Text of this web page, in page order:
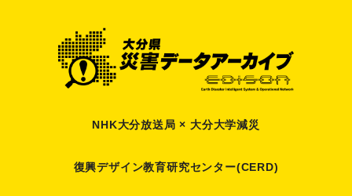
NHK大分放送局 × 大分大学減災
復興デザイン教育研究センター(CERD)